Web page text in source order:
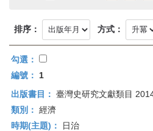
首
頁
排序： 方式：
勾選：
編號：
1
出版書目： 臺灣史研究文獻類目
類別： 經濟
時期(主題)：
日治